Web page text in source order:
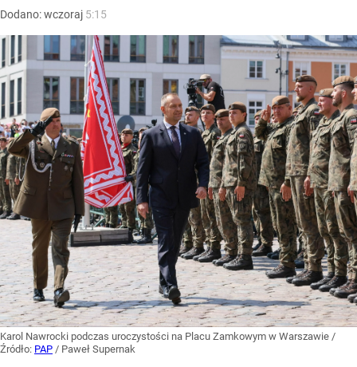
Dodano:wczoraj 5:15
Karol Nawrocki podczas uroczystości na Placu Zamkowym w Warszawie /
Źródło: PAP / Paweł Supernak